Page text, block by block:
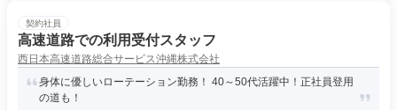
契約社員
高速道路での利用受付スタッフ
西日本高速道路総合サービス沖縄株式会社
身体に優しいローテーション勤務！ 40～50代活躍中！正社員登用
の道も！